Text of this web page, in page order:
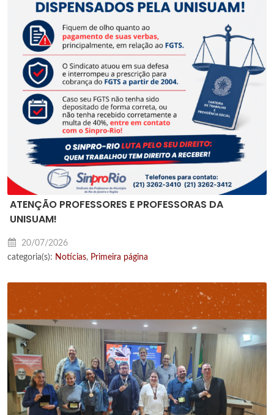
ATENÇÃO PROFESSORES E PROFESSORAS DA
UNISUAM!
20/07/2026
categoria(s): Notícias, Primeira página